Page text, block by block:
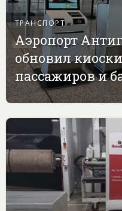
ТРАНСПОРТ
Аэропорт
обновил
пассажиров и